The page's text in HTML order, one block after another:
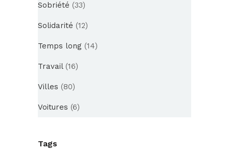
Sobriété (33)
Solidarité (12)
Temps long (14)
Travail(16)
Villes (80)
Voitures (6)
Tags